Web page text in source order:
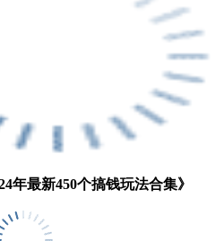
年最新450个搞钱玩法合集》